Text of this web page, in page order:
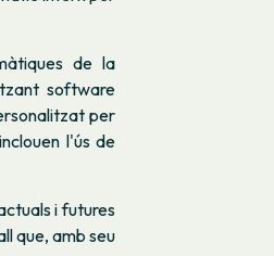
de la
software
per
l'ús de
i futures
que, amb seu